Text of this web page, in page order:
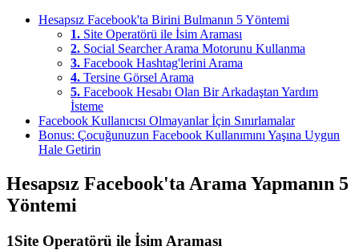
Hesapsız Facebook'ta Birini Bulmanın 5 Yöntemi
1. Site Operatörü ile İsim Araması
2. Social Searcher Arama Motorunu Kullanma
3. Facebook Hashtag'lerini Arama
4. Tersine Görsel Arama
5. Facebook Hesabı Olan Bir Arkadaştan Yardım
İsteme
Facebook Kullanıcısı Olmayanlar İçin Sınırlamalar
Bonus: Çocuğunuzun Facebook Kullanımını Yaşına Uygun
Hale Getirin
Hesapsız Facebook'ta Arama Yapmanın 5
Yöntemi
1Site Operatörü ile İsim Araması